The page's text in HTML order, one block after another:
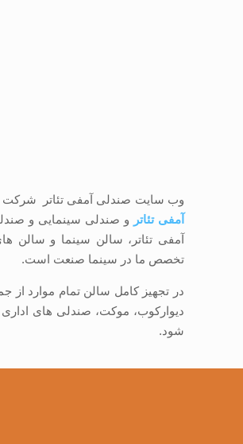
وب سایت صندلی آمفی تئاتر شرکت
آمفی تئاتر و صندلی سینمایی و
آمفی تئاتر، سالن سینما و سالن
تخصص ما در سینما صنعت است.
در تجهیز کامل سالن تمام موارد
دیوارکوب، موکت، صندلی های
شود.